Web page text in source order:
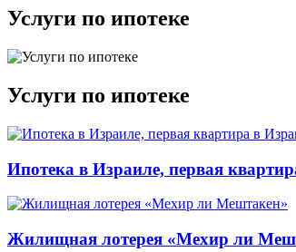
Услуги по ипотеке
Услуги по ипотеке
Ипотека в Израиле, первая
Жилищная лотерея «Мехир ли